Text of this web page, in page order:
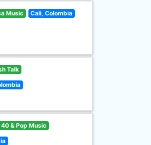
Music Cali, Colombia
Talk
40 & Pop Music